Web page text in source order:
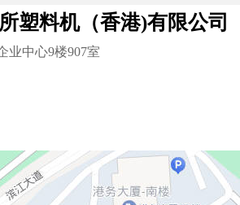
塑料机（香港)有限公司
业中心9楼907室